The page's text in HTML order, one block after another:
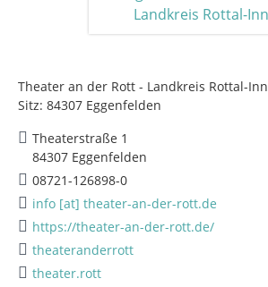
Theater an der Rott - Landkreis Rottal-Inn
Sitz: 84307 Eggenfelden
Theaterstraße 1
84307 Eggenfelden
08721-126898-0
info [at] theater-an-der-rott.de
https://theater-an-der-rott.de/
theateranderrott
theater.rott